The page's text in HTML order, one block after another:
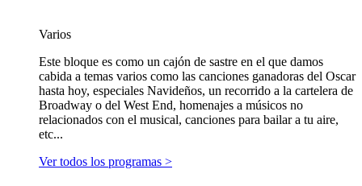
Varios
Este bloque es como un cajón de sastre en el que damos
cabida a temas varios como las canciones ganadoras del Oscar
hasta hoy, especiales Navideños, un recorrido a la cartelera de
Broadway o del West End, homenajes a músicos no
relacionados con el musical, canciones para bailar a tu aire,
etc...
Ver todos los programas >